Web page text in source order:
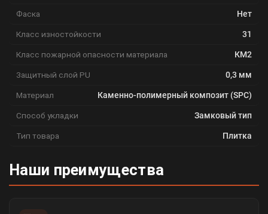
Фаска Нет
Класс изностойкости 31
Класс пожарной опасности материала КМ2
Защитный слой PU 0,3 мм
Материал Каменно-полимерный композит (SPC)
Способ укладки Замковый тип
Тип товара Плитка
Наши преимущества